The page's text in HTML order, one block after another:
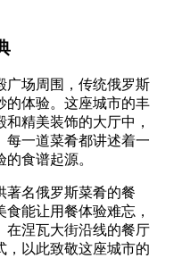
广场周围，传统俄罗斯
的体验。这座城市的丰
精美装饰的大厅中，
每一道菜肴都讲述着一
食谱起源。
著名俄罗斯菜肴的餐
能让用餐体验难忘，
在涅瓦大街沿线的餐厅
，以此致敬这座城市的